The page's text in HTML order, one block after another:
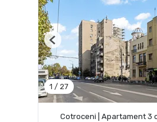
1 / 27
Previous
Cotroceni | Apartament 3